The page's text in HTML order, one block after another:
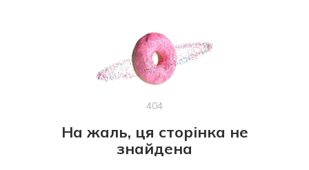
404
На жаль, ця сторінка не
знайдена